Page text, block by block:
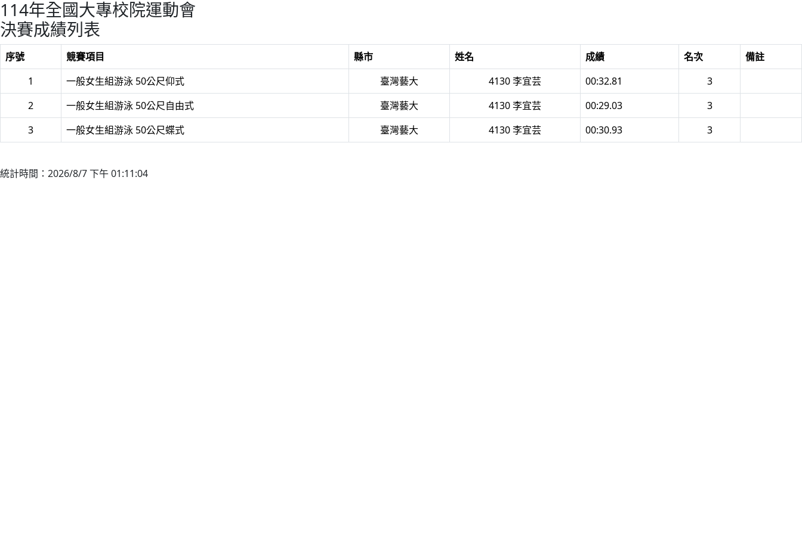
114年全國大專校院運動會
決賽成績列表
序號 競賽項目 縣市 姓名 成績 名次
備註
1
一般女生組游泳 50公尺仰式 臺灣藝大 4130 李宜芸 00:32.81
3
2
一般女生組游泳 50公尺自由式 臺灣藝大 4130 李宜芸 00:29.03
3
3
一般女生組游泳 50公尺蝶式 臺灣藝大 4130 李宜芸 00:30.93 3
統計時間：2026/8/7 下午 01:11:04